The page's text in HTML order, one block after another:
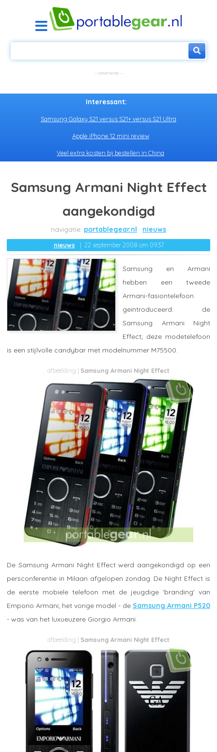
Interessant:
Samsung Galaxy S21 versus S21+ versus S21 Ultra
Apple iPhone 12 mini review
Veel extra kosten bij bestellen in China
Samsung Armani Night Effect
aangekondigd
portablegear.nl nieuws
nieuws 22 september 2008 om 09:37
Samsung en Armani
hebben een tweede
Armani-fasiontelefoon
geintroduceerd: de
Samsung Armani Night
Effect; deze modetelefoon
is een stijlvolle candybar met modelnummer M75500.
Samsung Armani Night Effect
De Samsung Armani Night Effect werd aangekondigd op een
persconferentie in Milaan afgelopen zondag. De Night Effect is
de eerste mobiele telefoon met de jeugdige 'branding' van
Emporio Armani; het vorige model - de Samsung Armani P520
- was van het luxueuzere Giorgio Armani.
Samsung Armani Night Effect